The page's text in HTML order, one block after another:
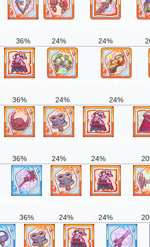
36% 24% 24%
36% 24% 24%
36% 24% 24%
36% 24% 24%